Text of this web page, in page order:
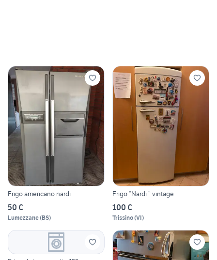
Frigo americano nardi
50 €
Lumezzane(BS)
Frigo “Nardi “ vintage
100 €
Trissino(VI)